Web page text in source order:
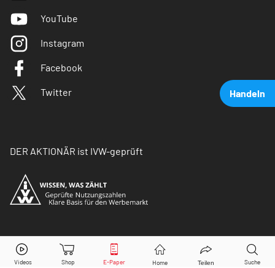
Handeln
TotalEnergiesAktie jetzt handeln?
YouTube
Instagram
Facebook
Twitter
DER AKTIONÄR ist IVW-geprüft
© Copyright 2026 Börsenmedien AG. Alle Rechte